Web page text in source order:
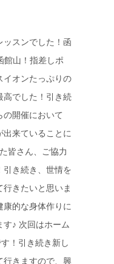
ッスンでした！函
館山！指差しポ
イオンたっぷりの
高でした！引き続
の開催において
出来ていることに
皆さん、ご協力
引き続き、世情を
きたいと思いま
的な身体作りに
♪ 次回はホーム
！引き続き新し
行きますので、興